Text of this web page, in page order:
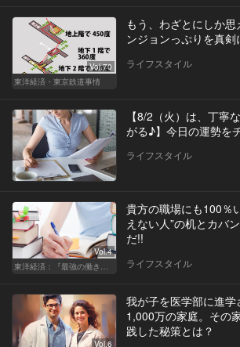
Vol.70
東洋経済・東京鉄道事情
もう、わざとにしか
ンジョンっぷりを真剣
ライフスタイル
【8/2（火）は、丁寧
がる♪】今日の運勢を
ライフスタイル
Vol.4
東洋経済：『最強の働き方』『一流の育て方』
貴方の職場にも100％
えない人”の机とカバ
だ!!
ライフスタイル
Vol.6
我が子を医学部に進学
1,000万の家庭。その
践した秘策とは？